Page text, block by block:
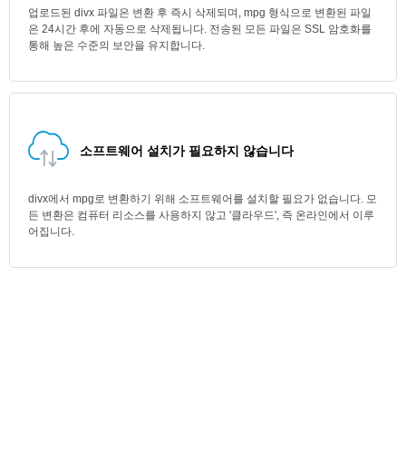
업로드된 divx 파일은 변환 후 즉시 삭제되며, mpg 형식으로 변환된 파일
은 24시간 후에 자동으로 삭제됩니다. 전송된 모든 파일은 SSL 암호화를
통해 높은 수준의 보안을 유지합니다.
소프트웨어 설치가 필요하지 않습니다
divx에서 mpg로 변환하기 위해 소프트웨어를 설치할 필요가 없습니다. 모
든 변환은 컴퓨터 리소스를 사용하지 않고 '클라우드', 즉 온라인에서 이루
어집니다.